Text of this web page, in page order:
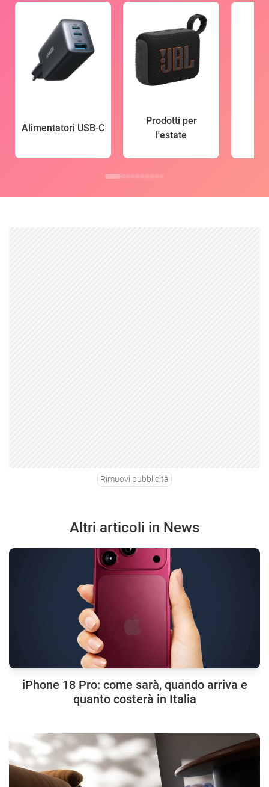
Alimentatori USB-C
Prodotti per
l'estate
Rimuovi pubblicità
Altri articoli in News
iPhone 18 Pro: come sarà, quando arriva e
quanto costerà in Italia